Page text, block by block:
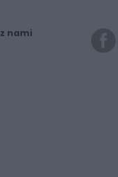
z nami